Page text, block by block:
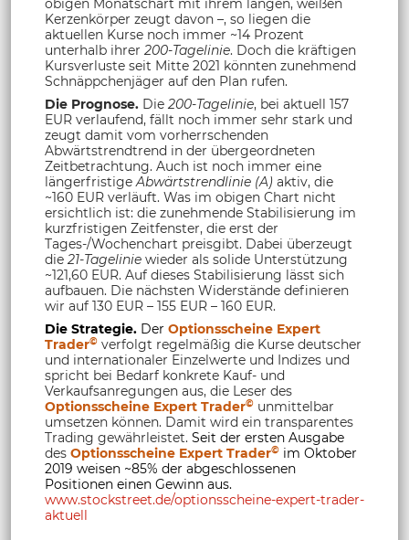
obigen Monatschart mit ihrem langen, weißen
Kerzenkörper zeugt davon –, so liegen die
aktuellen Kurse noch immer ~14 Prozent
unterhalb ihrer 200-Tagelinie. Doch die kräftigen
Kursverluste seit Mitte 2021 könnten zunehmend
Schnäppchenjäger auf den Plan rufen.
Die Prognose. Die 200-Tagelinie, bei aktuell 157
EUR verlaufend, fällt noch immer sehr stark und
zeugt damit vom vorherrschenden
Abwärtstrendtrend in der übergeordneten
Zeitbetrachtung. Auch ist noch immer eine
längerfristigeAbwärtstrendlinie (A) aktiv, die
~160 EUR verläuft. Was im obigen Chart nicht
ersichtlich ist: die zunehmende Stabilisierung im
kurzfristigen Zeitfenster, die erst der
Tages-/Wochenchart preisgibt. Dabei überzeugt
die 21-Tagelinie wieder als solide Unterstützung
~121,60 EUR. Auf dieses Stabilisierung lässt sich
aufbauen. Die nächsten Widerstände definieren
wir auf 130 EUR – 155 EUR – 160 EUR.
Die Strategie. Der Optionsscheine Expert
Trader© verfolgt regelmäßig die Kurse deutscher
und internationaler Einzelwerte und Indizes und
spricht bei Bedarf konkrete Kauf- und
Verkaufsanregungen aus, die Leser des
Optionsscheine Expert Trader© unmittelbar
umsetzen können. Damit wird ein transparentes
Trading gewährleistet. Seit der ersten Ausgabe
des Optionsscheine Expert Trader© im Oktober
2019 weisen ~85% der abgeschlossenen
Positionen einen Gewinn aus.
www.stockstreet.de/optionsscheine-expert-trader-
aktuell